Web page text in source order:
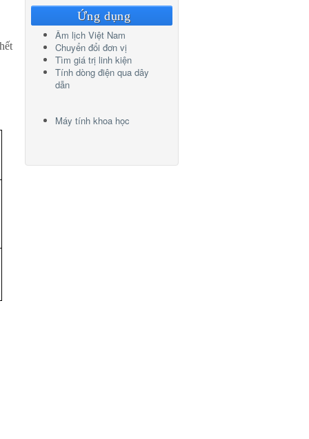
Ứng dụng
Âm lịch Việt Nam
Chuyển đổi đơn vị
Tìm giá trị linh kiện
Tính dòng điện qua dây
dẫn
Máy tính khoa học